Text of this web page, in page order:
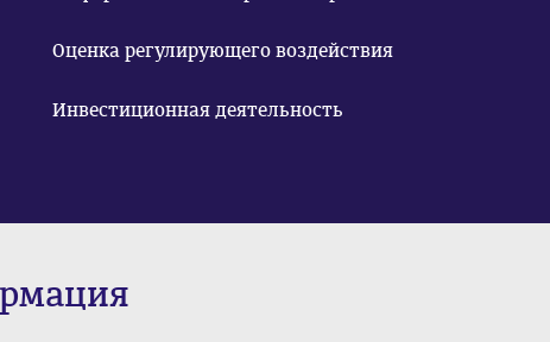
Оценка регулирующего воздействия
Инвестиционная деятельность